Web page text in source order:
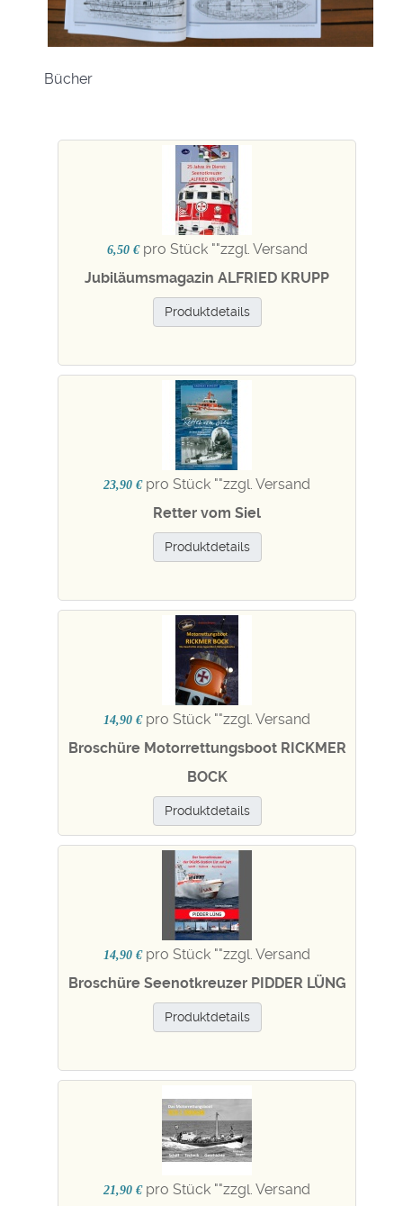
Bücher
6,50 € pro Stück ""zzgl. Versand
Jubiläumsmagazin ALFRIED KRUPP
Produktdetails
23,90 € pro Stück ""zzgl. Versand
Retter vom Siel
Produktdetails
14,90 € pro Stück ""zzgl. Versand
Broschüre Motorrettungsboot RICKMER
BOCK
Produktdetails
14,90 € pro Stück ""zzgl. Versand
Broschüre Seenotkreuzer PIDDER LÜNG
Produktdetails
21,90 € pro Stück ""zzgl. Versand